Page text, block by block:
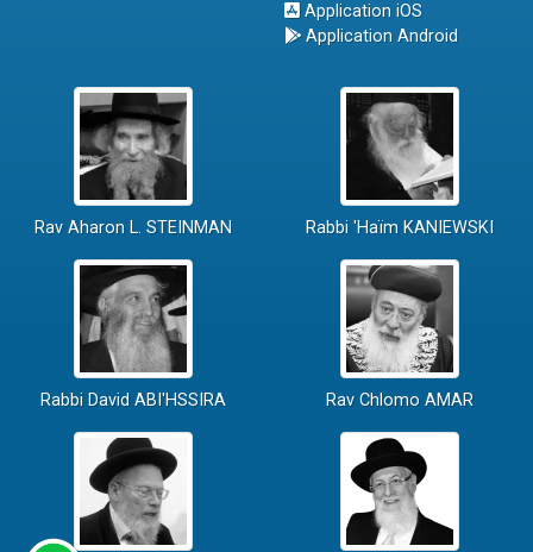
Application iOS
Application Android
Rav Aharon L. STEINMAN Rabbi 'Haïm KANIEWSKI
Rabbi David ABI'HSSIRA Rav Chlomo AMAR